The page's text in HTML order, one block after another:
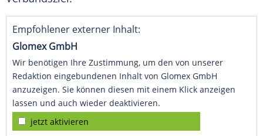
Empfohlener externer Inhalt:
Glomex GmbH
Wir benötigen Ihre Zustimmung, um den von unserer
Redaktion eingebundenen Inhalt von Glomex GmbH
anzuzeigen. Sie können diesen mit einem Klick anzeigen
lassen und auch wieder deaktivieren.
jetzt aktivieren